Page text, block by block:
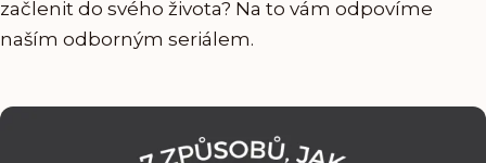
začlenit do svého života? Na to vám odpovíme
naším odborným seriálem.